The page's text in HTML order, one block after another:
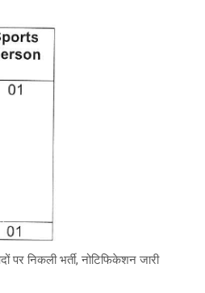
पर निकली भर्ती, नोटिफिकेशन जारी